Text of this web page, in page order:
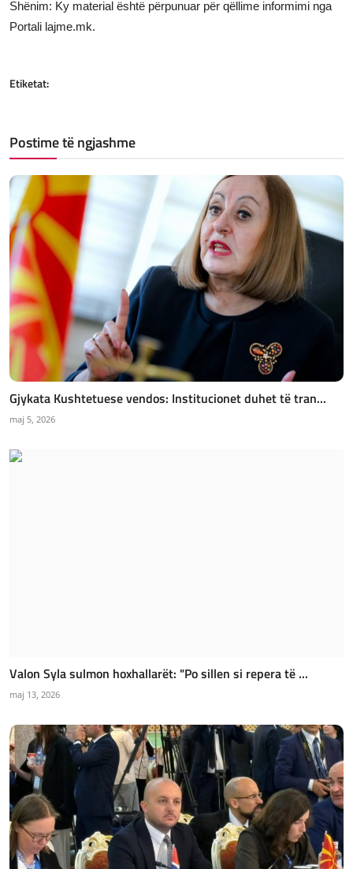
Shënim: Ky material është përpunuar për qëllime informimi nga
Portali lajme.mk.
Etiketat:
Postime të ngjashme
Gjykata Kushtetuese vendos: Institucionet duhet të tran...
maj 5, 2026
Valon Syla sulmon hoxhallarët: "Po sillen si repera të ...
maj 13, 2026